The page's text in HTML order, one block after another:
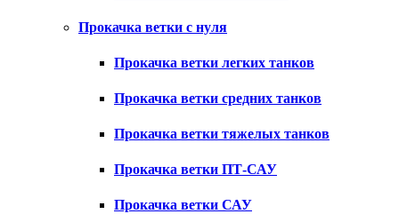
Прокачка ветки с нуля
Прокачка ветки легких танков
Прокачка ветки средних танков
Прокачка ветки тяжелых танков
Прокачка ветки ПТ-САУ
Прокачка ветки САУ